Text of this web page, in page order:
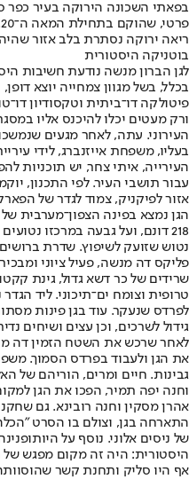
ריאה ירוקה נסתרת בלב אזור
בוטניקה היסטורית
לגן הברון מנשה נודעת חשיבות
בכלל, בשל מגוון צמחייה יוצא
פיטולקה דו־ביתית וטקסודיון
ורק מעטים יכלו להיכנס אליו
העירוני. עתה, לאחר מגעים
העירייה, איתי צחר, יש תוכניות
עבור תושבי העיר. לפי התכנון,
אזור לפיקניק, צמוד לגדר של
הגן נמצא בפינה הצפון־מערבית
נטוש שזועק לשיפוץ. שדרת
פליקס דה מנשה, פעיל ציוני
שרידים של כר דשא גדול, גינת
טרופית וצומח ים־תיכוני. ליד
לפרדס שנעקר. עוד בגן פינות
גידול לשרכים, וכן עצים ושיחים
לאחר שרכש את השטח הזמין דה
את הגן ולעבוד בפרדס הסמוך.
גבינות. חיים ומרים, הוריהם של
וחנה יפה תמיר, הפכו את הגן
אהרן מסקין וחנה רובינא. גם
התארחה בגן, וצולם בו הסרט
של ניסים אלוני. נוסף על היותו
היסטורית: היה זה מקום מפגש
אף היו סליק ותחנת קשר